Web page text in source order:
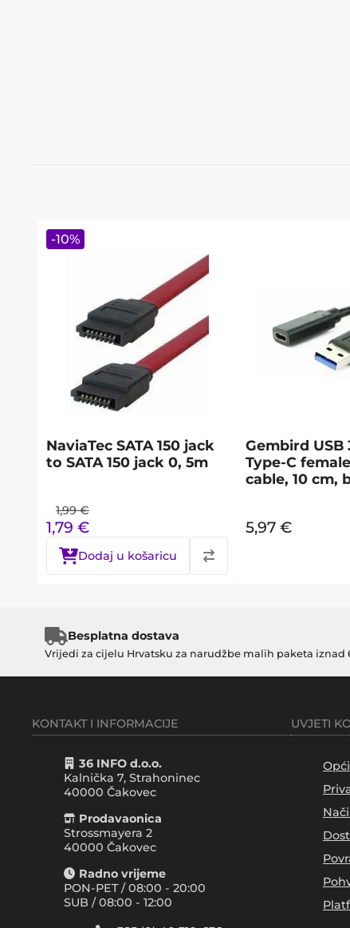
NaviaTec SATA 150 jack
to SATA 150 jack 0, 5m
1,99 €
1,79 €
Dodaj u košaricu
-10%
Gembird USB
Type-C
cable, 10 cm,
5,97 €
Besplatna dostava
Vrijedi za cijelu Hrvatsku za narudžbe malih paketa iznad
KONTAKT I INFORMACIJE
36 INFO d.o.o.
Kalnička 7, Strahoninec
40000 Čakovec
Prodavaonica
Strossmayera 2
40000 Čakovec
Radno vrijeme
PON-PET / 08:00 - 20:00
SUB / 08:00 - 12:00
UVJETI